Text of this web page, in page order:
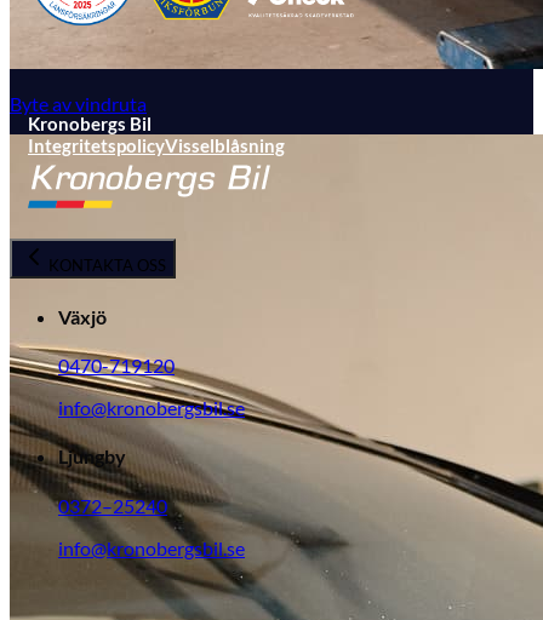
Byte av vindruta
Kronobergs Bil
IntegritetspolicyVisselblåsning
KONTAKTA OSS
Växjö
0470-719120
info@kronobergsbil.se
Ljungby
0372–25240
info@kronobergsbil.se